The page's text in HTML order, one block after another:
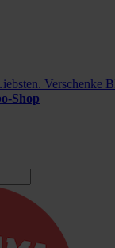
Verschenke
Shop